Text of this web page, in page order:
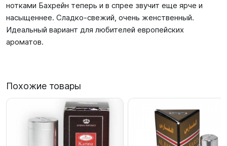
нотками Бахрейн теперь и в спрее звучит еще ярче и
насыщеннее. Сладко-свежий, очень женственный.
Идеальный вариант для любителей европейских
ароматов.
Похожие товары